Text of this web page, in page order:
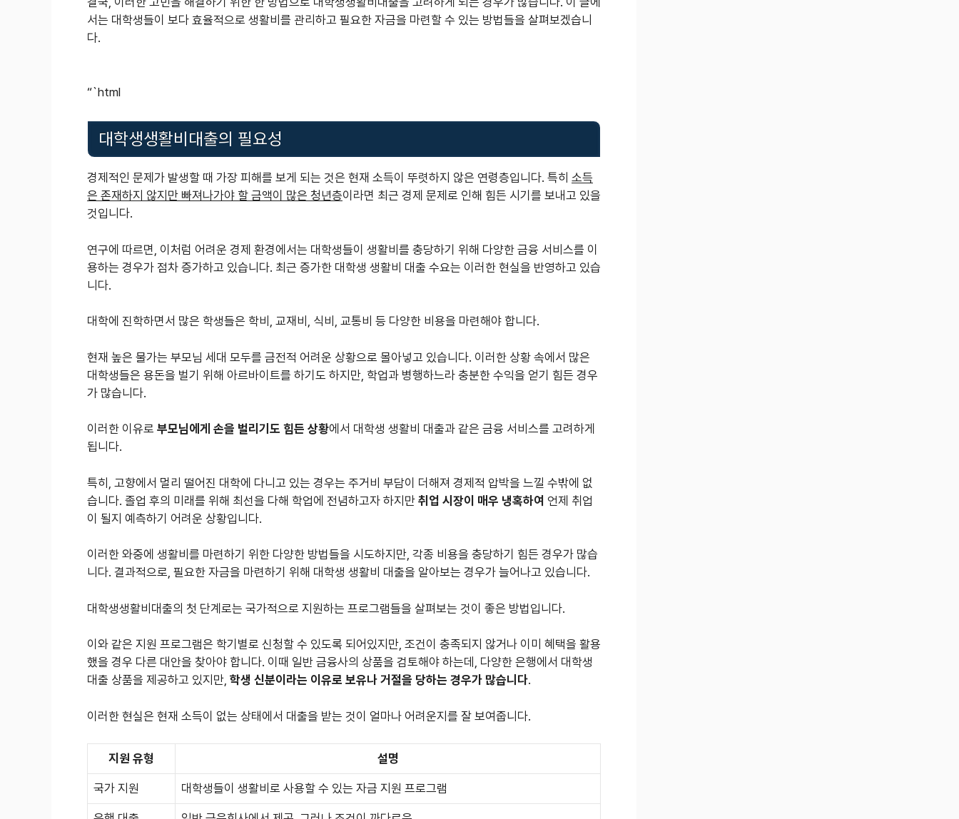
서는 대학생들이 보다 효율적으로 생활비를 관리하고 필요한 자금을 마련할 수 있는 방법들을 살펴보겠습니
다.
“`html
대학생생활비대출의 필요성
경제적인 문제가 발생할 때 가장 피해를 보게 되는 것은 현재 소득이 뚜렷하지 않은 연령층입니다. 특히 소득
은 존재하지 않지만 빠져나가야 할 금액이 많은 청년층이라면 최근 경제 문제로 인해 힘든 시기를 보내고 있을
것입니다.
연구에 따르면, 이처럼 어려운 경제 환경에서는 대학생들이 생활비를 충당하기 위해 다양한 금융 서비스를 이
용하는 경우가 점차 증가하고 있습니다. 최근 증가한 대학생 생활비 대출 수요는 이러한 현실을 반영하고 있습
니다.
대학에 진학하면서 많은 학생들은 학비, 교재비, 식비, 교통비 등 다양한 비용을 마련해야 합니다.
현재 높은 물가는 부모님 세대 모두를 금전적 어려운 상황으로 몰아넣고 있습니다. 이러한 상황 속에서 많은
대학생들은 용돈을 벌기 위해 아르바이트를 하기도 하지만, 학업과 병행하느라 충분한 수익을 얻기 힘든 경우
가 많습니다.
이러한 이유로 부모님에게 손을 벌리기도 힘든 상황에서 대학생 생활비 대출과 같은 금융 서비스를 고려하게
됩니다.
특히, 고향에서 멀리 떨어진 대학에 다니고 있는 경우는 주거비 부담이 더해져 경제적 압박을 느낄 수밖에 없
습니다. 졸업 후의 미래를 위해 최선을 다해 학업에 전념하고자 하지만 취업 시장이 매우 냉혹하여 언제 취업
이 될지 예측하기 어려운 상황입니다.
이러한 와중에 생활비를 마련하기 위한 다양한 방법들을 시도하지만, 각종 비용을 충당하기 힘든 경우가 많습
니다. 결과적으로, 필요한 자금을 마련하기 위해 대학생 생활비 대출을 알아보는 경우가 늘어나고 있습니다.
대학생생활비대출의 첫 단계로는 국가적으로 지원하는 프로그램들을 살펴보는 것이 좋은 방법입니다.
이와 같은 지원 프로그램은 학기별로 신청할 수 있도록 되어있지만, 조건이 충족되지 않거나 이미 혜택을 활용
했을 경우 다른 대안을 찾아야 합니다. 이때 일반 금융사의 상품을 검토해야 하는데, 다양한 은행에서 대학생
대출 상품을 제공하고 있지만, 학생 신분이라는 이유로 보유나 거절을 당하는 경우가 많습니다.
이러한 현실은 현재 소득이 없는 상태에서 대출을 받는 것이 얼마나 어려운지를 잘 보여줍니다.
지원 유형 설명
국가 지원 대학생들이 생활비로 사용할 수 있는 자금 지원 프로그램